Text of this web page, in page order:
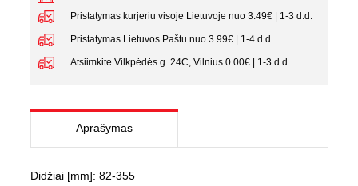
Pristatymas kurjeriu visoje Lietuvoje nuo 3.49€ | 1-3 d.d.
Pristatymas Lietuvos Paštu nuo 3.99€ | 1-4 d.d.
Atsiimkite Vilkpėdės g. 24C, Vilnius 0.00€ | 1-3 d.d.
Aprašymas
Didžiai [mm]: 82-355